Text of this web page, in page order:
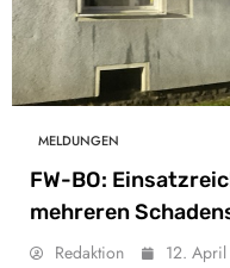
MELDUNGEN
FW-BO:
mehreren
Redaktion 12.